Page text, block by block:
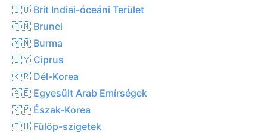
🇮🇴 Brit Indiai-óceáni Terület
🇧🇳 Brunei
🇲🇲 Burma
🇨🇾 Ciprus
🇰🇷 Dél-Korea
🇦🇪 Egyesült Arab Emírségek
🇰🇵 Észak-Korea
🇵🇭 Fülöp-szigetek